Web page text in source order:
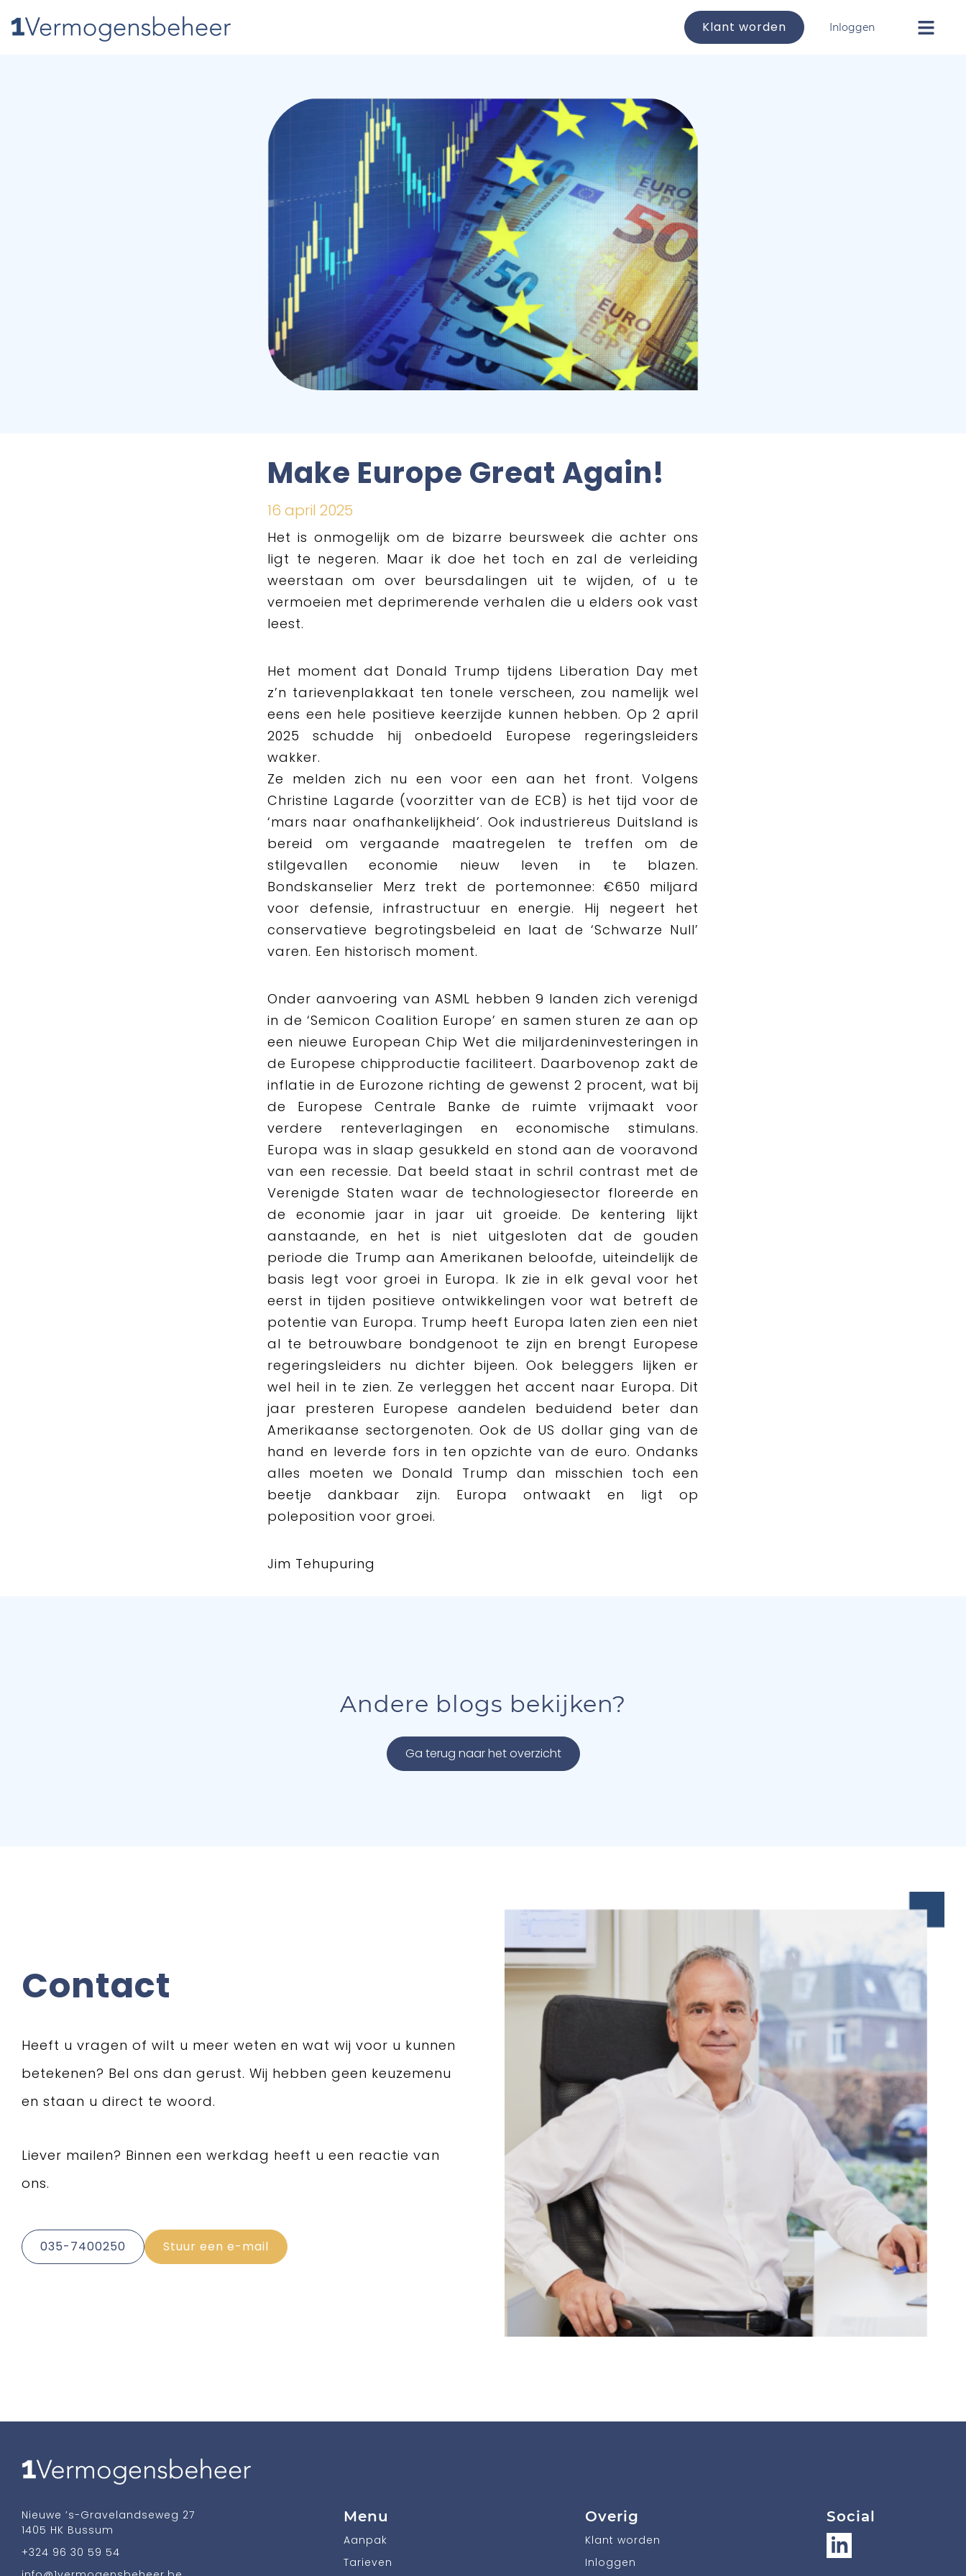
Klant worden Inloggen
Make Europe Great Again!
16 april 2025
Het is onmogelijk om de bizarre beursweek die achter ons
ligt te negeren. Maar ik doe het toch en zal de verleiding
weerstaan om over beursdalingen uit te wijden, of u te
vermoeien met deprimerende verhalen die u elders ook vast
leest.
Het moment dat Donald Trump tijdens Liberation Day met
z’n tarievenplakkaat ten tonele verscheen, zou namelijk wel
eens een hele positieve keerzijde kunnen hebben. Op 2 april
2025 schudde hij onbedoeld Europese regeringsleiders
wakker.
Ze melden zich nu een voor een aan het front. Volgens
Christine Lagarde (voorzitter van de ECB) is het tijd voor de
‘mars naar onafhankelijkheid’. Ook industriereus Duitsland is
bereid om vergaande maatregelen te treffen om de
stilgevallen economie nieuw leven in te blazen.
Bondskanselier Merz trekt de portemonnee: €650 miljard
voor defensie, infrastructuur en energie. Hij negeert het
conservatieve begrotingsbeleid en laat de ‘Schwarze Null’
varen. Een historisch moment.
Onder aanvoering van ASML hebben 9 landen zich verenigd
in de ‘Semicon Coalition Europe’ en samen sturen ze aan op
een nieuwe European Chip Wet die miljardeninvesteringen in
de Europese chipproductie faciliteert. Daarbovenop zakt de
inflatie in de Eurozone richting de gewenst 2 procent, wat bij
de Europese Centrale Banke de ruimte vrijmaakt voor
verdere renteverlagingen en economische stimulans.
Europa was in slaap gesukkeld en stond aan de vooravond
van een recessie. Dat beeld staat in schril contrast met de
Verenigde Staten waar de technologiesector floreerde en
de economie jaar in jaar uit groeide. De kentering lijkt
aanstaande, en het is niet uitgesloten dat de gouden
periode die Trump aan Amerikanen beloofde, uiteindelijk de
basis legt voor groei in Europa. Ik zie in elk geval voor het
eerst in tijden positieve ontwikkelingen voor wat betreft de
potentie van Europa. Trump heeft Europa laten zien een niet
al te betrouwbare bondgenoot te zijn en brengt Europese
regeringsleiders nu dichter bijeen. Ook beleggers lijken er
wel heil in te zien. Ze verleggen het accent naar Europa. Dit
jaar presteren Europese aandelen beduidend beter dan
Amerikaanse sectorgenoten. Ook de US dollar ging van de
hand en leverde fors in ten opzichte van de euro. Ondanks
alles moeten we Donald Trump dan misschien toch een
beetje dankbaar zijn. Europa ontwaakt en ligt op
poleposition voor groei.
Jim Tehupuring
Andere blogs bekijken?
Ga terug naar het overzicht
Contact
Heeft u vragen of wilt u meer weten en wat wij voor u kunnen
betekenen? Bel ons dan gerust. Wij hebben geen keuzemenu
en staan u direct te woord.
Liever mailen? Binnen een werkdag heeft u een reactie van
ons.
035-7400250 Stuur een e-mail
Nieuwe ’s-Gravelandseweg 27
1405 HK Bussum
+324 96 30 59 54
Menu
Aanpak
Tarieven
Overig
Klant worden
Inloggen
Social